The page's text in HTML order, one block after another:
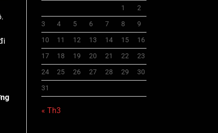
1
2
3
4 5 6 7 8
9
10
11 12 13 14 15
16
17
18 19 20 21 22
23
24
25 26 27 28 29
30
31
« Th3